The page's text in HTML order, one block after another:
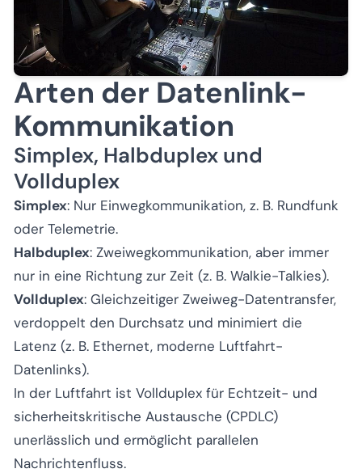
Arten der Datenlink-
Kommunikation
Simplex, Halbduplex und
Vollduplex
Simplex: Nur Einwegkommunikation, z. B. Rundfunk
oder Telemetrie.
Halbduplex: Zweiwegkommunikation, aber immer
nur in eine Richtung zur Zeit (z. B. Walkie-Talkies).
Vollduplex: Gleichzeitiger Zweiweg-Datentransfer,
verdoppelt den Durchsatz und minimiert die
Latenz (z. B. Ethernet, moderne Luftfahrt-
Datenlinks).
In der Luftfahrt ist Vollduplex für Echtzeit- und
sicherheitskritische Austausche (CPDLC)
unerlässlich und ermöglicht parallelen
Nachrichtenfluss.